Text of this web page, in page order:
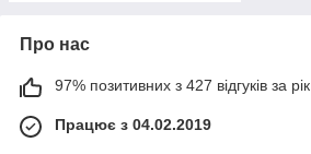
Про нас
97% позитивних з 427 відгуків за рік
Працює з 04.02.2019